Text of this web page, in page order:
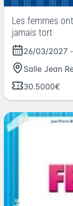
Les femmes
jamais tort
26/03/2027
Salle Jean
30.5000€